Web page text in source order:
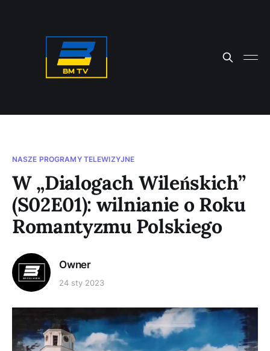
NASZE PROGRAMY TELEWIZYJNE
W „Dialogach Wileńskich”
(S02E01): wilnianie o Roku
Romantyzmu Polskiego
Owner
24 sty 2023